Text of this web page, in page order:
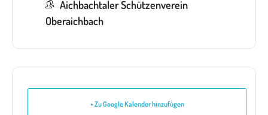
Aichbachtaler Schützenverein
Oberaichbach
+ Zu Google Kalender hinzufügen